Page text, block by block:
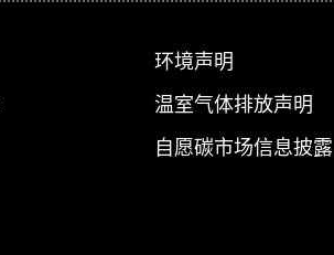
环境声明
温室气体排放声明
自愿碳市场信息披露